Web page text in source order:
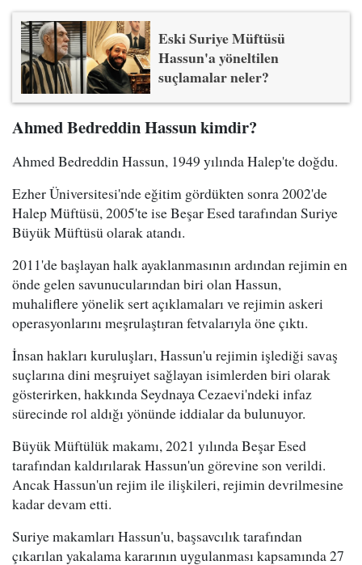
Eski Suriye Müftüsü
Hassun'a yöneltilen
suçlamalar neler?
Ahmed Bedreddin Hassun kimdir?
Ahmed Bedreddin Hassun, 1949 yılında Halep'te doğdu.
Ezher Üniversitesi'nde eğitim gördükten sonra 2002'de
Halep Müftüsü, 2005'te ise Beşar Esed tarafından Suriye
Büyük Müftüsü olarak atandı.
2011'de başlayan halk ayaklanmasının ardından rejimin en
önde gelen savunucularından biri olan Hassun,
muhaliflere yönelik sert açıklamaları ve rejimin askeri
operasyonlarını meşrulaştıran fetvalarıyla öne çıktı.
İnsan hakları kuruluşları, Hassun'u rejimin işlediği savaş
suçlarına dini meşruiyet sağlayan isimlerden biri olarak
gösterirken, hakkında Seydnaya Cezaevi'ndeki infaz
sürecinde rol aldığı yönünde iddialar da bulunuyor.
Büyük Müftülük makamı, 2021 yılında Beşar Esed
tarafından kaldırılarak Hassun'un görevine son verildi.
Ancak Hassun'un rejim ile ilişkileri, rejimin devrilmesine
kadar devam etti.
Suriye makamları Hassun'u, başsavcılık tarafından
çıkarılan yakalama kararının uygulanması kapsamında 27